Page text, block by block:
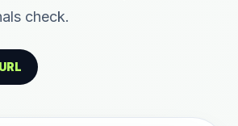
check.